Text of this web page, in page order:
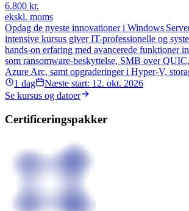
6.800 kr.
ekskl. moms
Opdag de nyeste innovationer i Windows
intensive kursus giver IT-professionelle og
hands‑on erfaring med avancerede funktioner
som ransomware-beskyttelse, SMB over
Azure Arc, samt opgraderinger i Hyper‑V,
1 dag Næste start: 12. okt. 2026
Se kursus og datoer
Certificeringspakker